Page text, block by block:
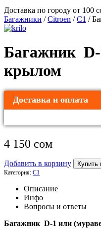
Доставка по городу от 100
Багажники /Citroen /C1 /
Багажник D-
крылом
Доставка и оплата
4 150 сом
Добавить в корзину Купить
Категория: C1
Описание
Инфо
Вопросы и ответы
Багажник D-1 или